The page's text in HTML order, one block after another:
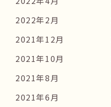
2022年2月
2021年12月
2021年10月
2021年8月
2021年6月